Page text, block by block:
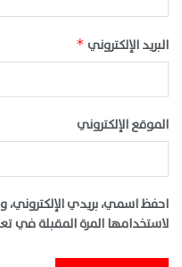
البريد الإلكتروني *
الموقع الإلكتروني
احفظ اسمي، بريدي
لاستخدامها المرة المقبلة في